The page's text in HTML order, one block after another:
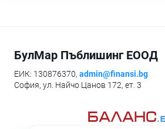
БулМар Пъблишинг ЕООД
ЕИК: 130876370, admin@finansi.bg
София, ул. Найчо Цанов 172, ет. 3